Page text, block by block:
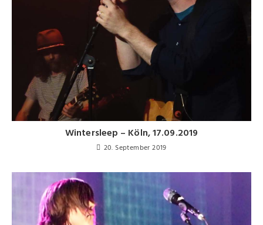
Wintersleep – Köln, 17.09.2019
20. September 2019